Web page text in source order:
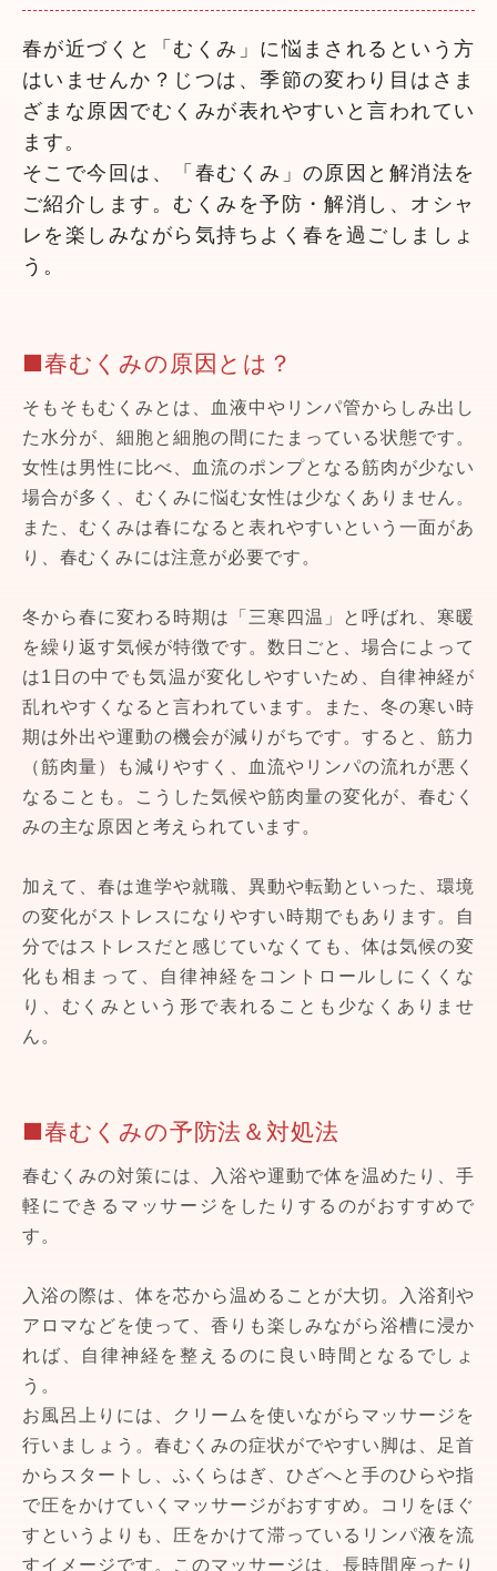
春が近づくと「むくみ」に悩まされるという方
はいませんか？じつは、季節の変わり目はさま
ざまな原因でむくみが表れやすいと言われてい
ます。
そこで今回は、「春むくみ」の原因と解消法を
ご紹介します。むくみを予防・解消し、オシャ
レを楽しみながら気持ちよく春を過ごしましょ
う。
■春むくみの原因とは？
そもそもむくみとは、血液中やリンパ管からしみ出し
た水分が、細胞と細胞の間にたまっている状態です。
女性は男性に比べ、血流のポンプとなる筋肉が少ない
場合が多く、むくみに悩む女性は少なくありません。
また、むくみは春になると表れやすいという一面があ
り、春むくみには注意が必要です。
冬から春に変わる時期は「三寒四温」と呼ばれ、寒暖
を繰り返す気候が特徴です。数日ごと、場合によって
は1日の中でも気温が変化しやすいため、自律神経が
乱れやすくなると言われています。また、冬の寒い時
期は外出や運動の機会が減りがちです。すると、筋力
（筋肉量）も減りやすく、血流やリンパの流れが悪く
なることも。こうした気候や筋肉量の変化が、春むく
みの主な原因と考えられています。
加えて、春は進学や就職、異動や転勤といった、環境
の変化がストレスになりやすい時期でもあります。自
分ではストレスだと感じていなくても、体は気候の変
化も相まって、自律神経をコントロールしにくくな
り、むくみという形で表れることも少なくありませ
ん。
■春むくみの予防法＆対処法
春むくみの対策には、入浴や運動で体を温めたり、手
軽にできるマッサージをしたりするのがおすすめで
す。
入浴の際は、体を芯から温めることが大切。入浴剤や
アロマなどを使って、香りも楽しみながら浴槽に浸か
れば、自律神経を整えるのに良い時間となるでしょ
う。
お風呂上りには、クリームを使いながらマッサージを
行いましょう。春むくみの症状がでやすい脚は、足首
からスタートし、ふくらはぎ、ひざへと手のひらや指
で圧をかけていくマッサージがおすすめ。コリをほぐ
すというよりも、圧をかけて滞っているリンパ液を流
すイメージです。このマッサージは、長時間座ったり